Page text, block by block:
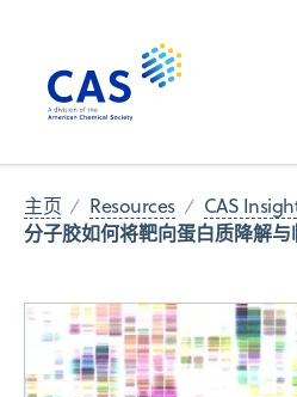
主页 Resources CAS
分子胶如何将靶向蛋白质降解